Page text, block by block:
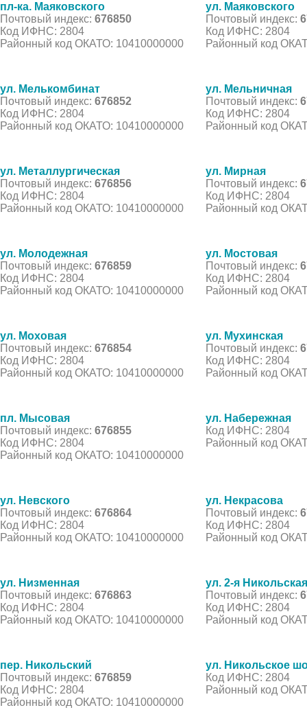
пл-ка. Маяковского
Почтовый индекс: 676850
Код ИФНС: 2804
Районный код ОКАТО: 10410000000
ул. Маяковского
Почтовый индекс:
Код ИФНС: 2804
Районный код
ул. Мелькомбинат
Почтовый индекс: 676852
Код ИФНС: 2804
Районный код ОКАТО: 10410000000
ул. Мельничная
Почтовый индекс:
Код ИФНС: 2804
Районный код
ул. Металлургическая
Почтовый индекс: 676856
Код ИФНС: 2804
Районный код ОКАТО: 10410000000
ул. Мирная
Почтовый индекс:
Код ИФНС: 2804
Районный код
ул. Молодежная
Почтовый индекс: 676859
Код ИФНС: 2804
Районный код ОКАТО: 10410000000
ул. Мостовая
Почтовый индекс:
Код ИФНС: 2804
Районный код
ул. Моховая
Почтовый индекс: 676854
Код ИФНС: 2804
Районный код ОКАТО: 10410000000
ул. Мухинская
Почтовый индекс:
Код ИФНС: 2804
Районный код
пл. Мысовая
Почтовый индекс: 676855
Код ИФНС: 2804
Районный код ОКАТО: 10410000000
ул. Набережная
Код ИФНС: 2804
Районный код
ул. Невского
Почтовый индекс: 676864
Код ИФНС: 2804
Районный код ОКАТО: 10410000000
ул. Некрасова
Почтовый индекс:
Код ИФНС: 2804
Районный код
ул. Низменная
Почтовый индекс: 676863
Код ИФНС: 2804
Районный код ОКАТО: 10410000000
ул. 2-я Никольская
Почтовый индекс:
Код ИФНС: 2804
Районный код
пер. Никольский
Почтовый индекс: 676859
Код ИФНС: 2804
Районный код ОКАТО: 10410000000
ул. Никольское
Код ИФНС: 2804
Районный код